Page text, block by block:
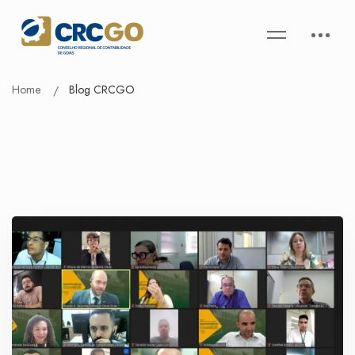
Home Blog CRCGO